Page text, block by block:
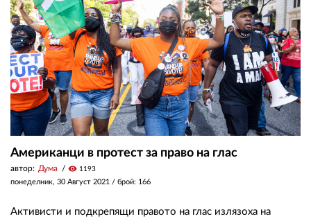
Американци в протест за право на глас
автор: Дума visibility 1193
понеделник, 30 Август 2021 / брой: 166
Активисти и подкрепящи правото на глас излязоха на